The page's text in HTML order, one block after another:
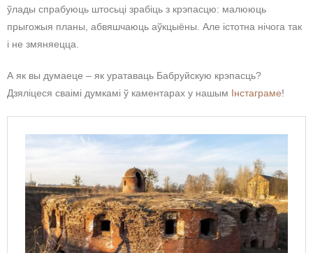
ўлады спрабуюць штосьці зрабіць з крэпасцю: малююць
прыгожыя планы, абвяшчаюць аўкцыёны. Але істотна нічога так
і не змяняецца.
А як вы думаеце – як уратаваць Бабруйскую крэпасць?
Дзяліцеся сваімі думкамі ў каментарах у нашым Інстаграме!